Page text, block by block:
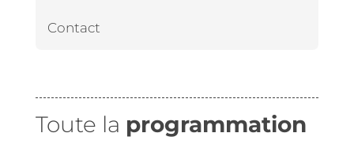
Contact
Toute la programmation